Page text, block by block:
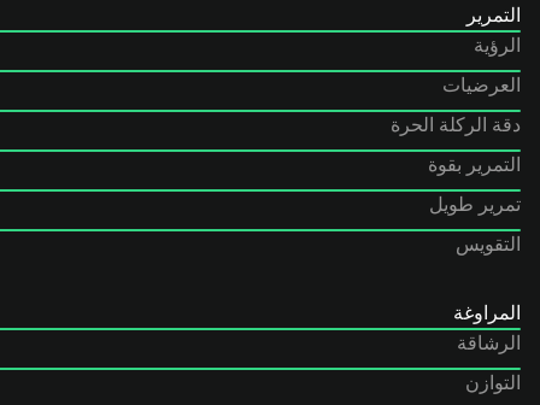
التمرير
الرؤية
العرضيات
دقة الركلة الحرة
التمرير بقوة
تمرير طويل
التقويس
المراوغة
الرشاقة
التوازن